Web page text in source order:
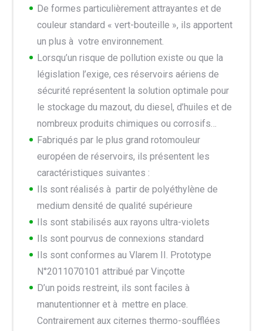
De formes particulièrement attrayantes et de
couleur standard « vert-bouteille », ils apportent
un plus à votre environnement.
Lorsqu’un risque de pollution existe ou que la
législation l’exige, ces réservoirs aériens de
sécurité représentent la solution optimale pour
le stockage du mazout, du diesel, d’huiles et de
nombreux produits chimiques ou corrosifs…
Fabriqués par le plus grand rotomouleur
européen de réservoirs, ils présentent les
caractéristiques suivantes :
Ils sont réalisés à partir de polyéthylène de
medium densité de qualité supérieure
Ils sont stabilisés aux rayons ultra-violets
Ils sont pourvus de connexions standard
Ils sont conformes au Vlarem II. Prototype
N°2011070101 attribué par Vinçotte
D’un poids restreint, ils sont faciles à
manutentionner et à mettre en place.
Contrairement aux citernes thermo-soufflées